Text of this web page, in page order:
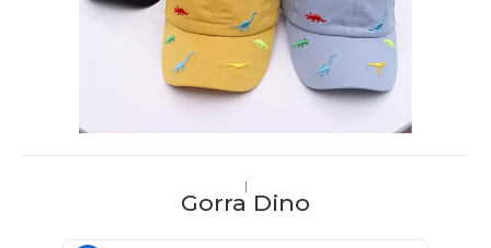
|
Gorra Dino